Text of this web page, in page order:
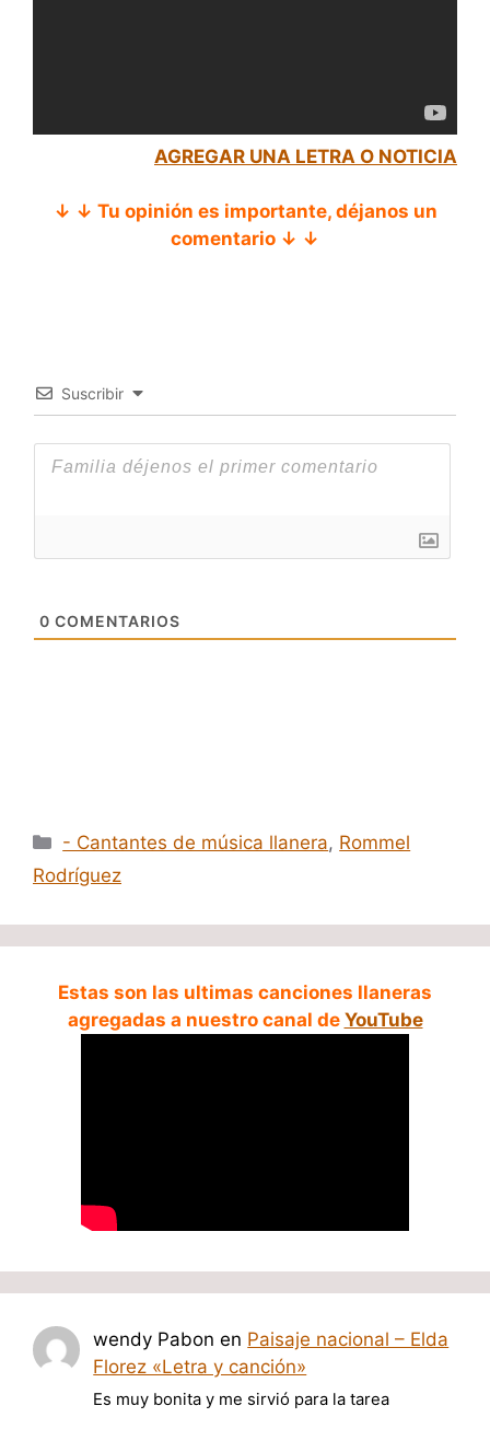
AGREGAR UNA LETRA O NOTICIA
↓ ↓ Tu opinión es importante, déjanos un
comentario ↓ ↓
Suscribir
0 COMENTARIOS
Categorías
- Cantantes de música llanera, Rommel
Rodríguez
Estas son las ultimas canciones llaneras
agregadas a nuestro canal de YouTube
wendy Pabon en Paisaje nacional – Elda
Florez «Letra y canción»
Es muy bonita y me sirvió para la tarea